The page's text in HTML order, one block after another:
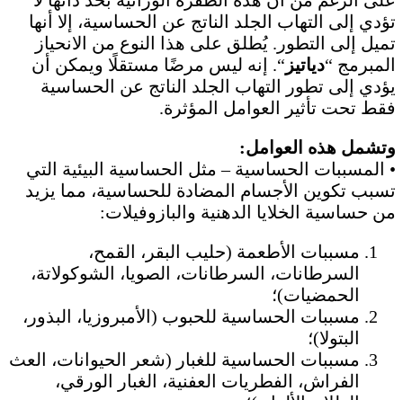
تؤدي إلى التهاب الجلد الناتج عن الحساسية، إلا أنها
تميل إلى التطور. يُطلق على هذا النوع من الانحياز
المبرمج “دياتيز “. إنه ليس مرضًا مستقلًا ويمكن أن
يؤدي إلى تطور التهاب الجلد الناتج عن الحساسية
فقط تحت تأثير العوامل المؤثرة.
وتشمل هذه العوامل:
• المسببات الحساسية – مثل الحساسية البيئية التي
تسبب تكوين الأجسام المضادة للحساسية، مما يزيد
من حساسية الخلايا الدهنية والبازوفيلات:
مسببات الأطعمة (حليب البقر، القمح،
السرطانات، السرطانات، الصويا، الشوكولاتة،
الحمضيات)؛
مسببات الحساسية للحبوب (الأمبروزيا، البذور،
البتولا)؛
مسببات الحساسية للغبار (شعر الحيوانات، العث
الفراش، الفطريات العفنية، الغبار الورقي،